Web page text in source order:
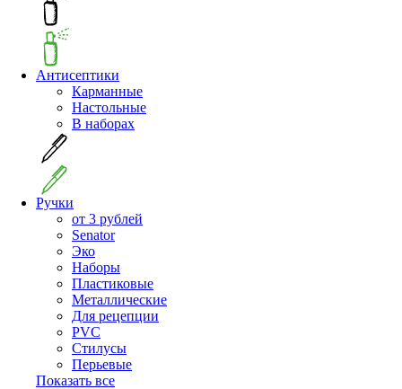
Антисептики
Карманные
Настольные
В наборах
Ручки
от 3 рублей
Senator
Эко
Наборы
Пластиковые
Металлические
Для рецепции
PVC
Стилусы
Перьевые
Показать все